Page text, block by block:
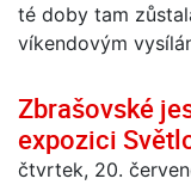
té doby tam
víkendovým
Zbrašovské
expozici
čtvrtek, 20.